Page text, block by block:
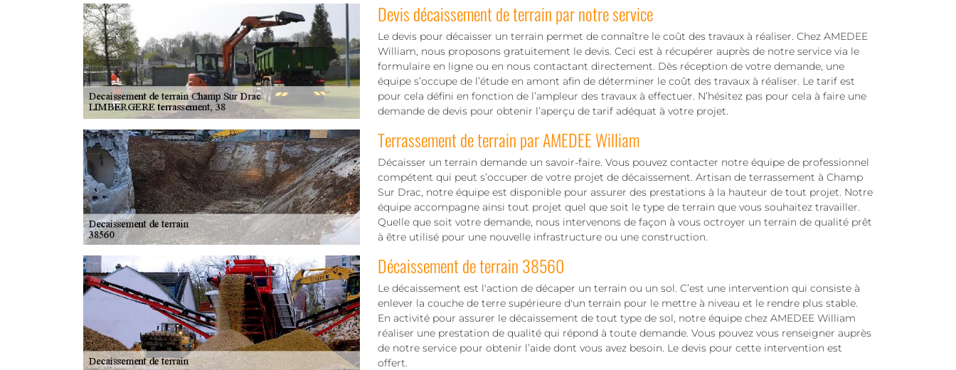
Devis décaissement de terrain par notre service
Le devis pour décaisser un terrain permet de connaître le coût des travaux à réaliser. Chez AMEDEE
William, nous proposons gratuitement le devis. Ceci est à récupérer auprès de notre service via le
formulaire en ligne ou en nous contactant directement. Dès réception de votre demande, une
équipe s’occupe de l’étude en amont afin de déterminer le coût des travaux à réaliser. Le tarif est
pour cela défini en fonction de l’ampleur des travaux à effectuer. N’hésitez pas pour cela à faire une
demande de devis pour obtenir l’aperçu de tarif adéquat à votre projet.
Terrassement de terrain par AMEDEE William
Décaisser un terrain demande un savoir-faire. Vous pouvez contacter notre équipe de professionnel
compétent qui peut s’occuper de votre projet de décaissement. Artisan de terrassement à Champ
Sur Drac, notre équipe est disponible pour assurer des prestations à la hauteur de tout projet. Notre
équipe accompagne ainsi tout projet quel que soit le type de terrain que vous souhaitez travailler.
Quelle que soit votre demande, nous intervenons de façon à vous octroyer un terrain de qualité prêt
à être utilisé pour une nouvelle infrastructure ou une construction.
Décaissement de terrain 38560
Le décaissement est l'action de décaper un terrain ou un sol. C’est une intervention qui consiste à
enlever la couche de terre supérieure d'un terrain pour le mettre à niveau et le rendre plus stable.
En activité pour assurer le décaissement de tout type de sol, notre équipe chez AMEDEE William
réaliser une prestation de qualité qui répond à toute demande. Vous pouvez vous renseigner auprès
de notre service pour obtenir l’aide dont vous avez besoin. Le devis pour cette intervention est
offert.